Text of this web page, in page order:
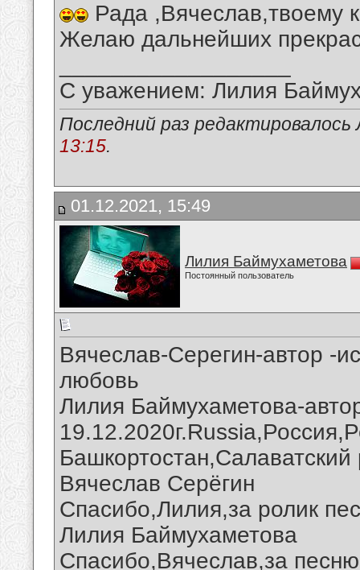
Рада ,Вячеслав,твоему
Желаю дальнейших
С уважением: Лилия
Последний раз
13:15.
01.12.2021, 15:49
Лилия Баймухаметова
Постоянный пользователь
Вячеслав-Серегин-автор -
любовь
Лилия Баймухаметова-
Вячеслав Серёгин
Спасибо,Лилия,за ролик
Лилия Баймухаметова
Спасибо,Вячеслав,за